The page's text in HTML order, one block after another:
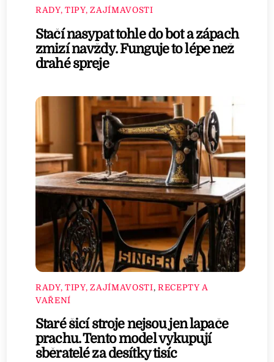
RADY, TIPY, ZAJÍMAVOSTI
Stačí nasypat tohle do bot a zápach
zmizí navždy. Funguje to lépe než
drahé spreje
RADY, TIPY, ZAJÍMAVOSTI, RECEPTY A
VAŘENÍ
Staré šicí stroje nejsou jen lapače
prachu. Tento model vykupují
sběratelé za desítky tisíc